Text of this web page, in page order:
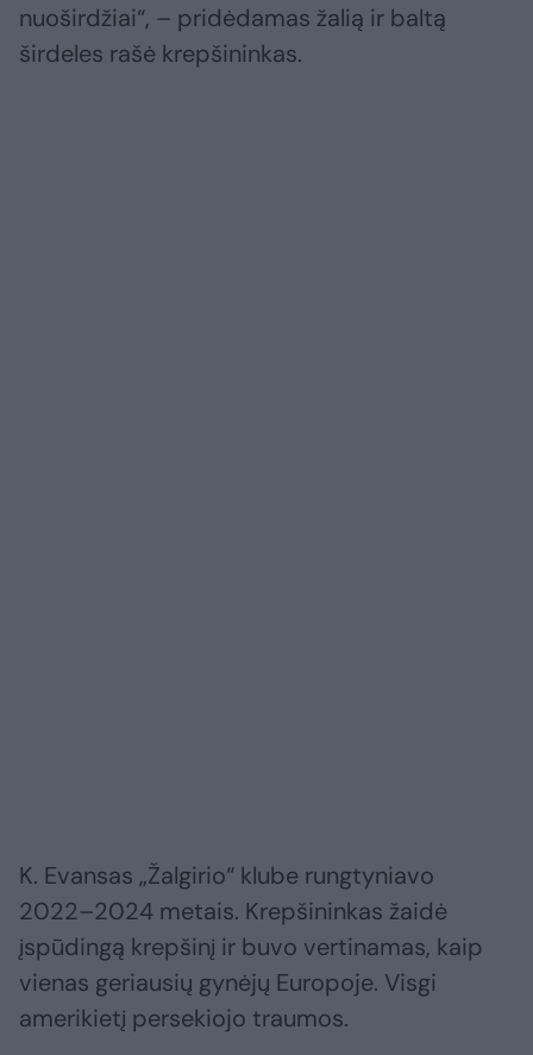
nuoširdžiai“, – pridėdamas žalią ir baltą
širdeles rašė krepšininkas.
K. Evansas „Žalgirio“ klube rungtyniavo
2022–2024 metais. Krepšininkas žaidė
įspūdingą krepšinį ir buvo vertinamas, kaip
vienas geriausių gynėjų Europoje. Visgi
amerikietį persekiojo traumos.